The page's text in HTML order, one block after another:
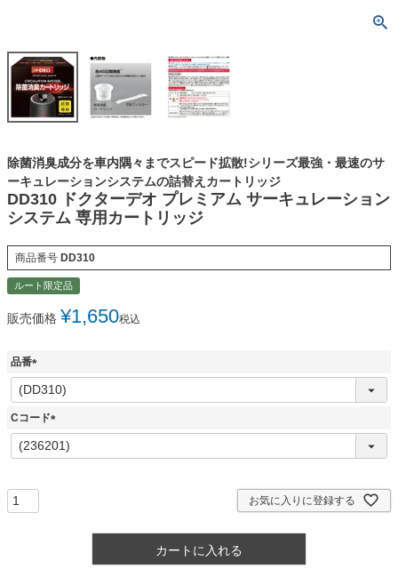
除菌消臭成分を車内隅々までスピード拡散!シリーズ最強・最速のサ
ーキュレーションシステムの詰替えカートリッジ
DD310 ドクターデオ プレミアム サーキュレーション
システム 専用カートリッジ
商品番号 DD310
ルート限定品
販売価格 ¥1,650税込
品番
(
必
須
Cコード
(
必
お気に入りに登録する
カートに入れる